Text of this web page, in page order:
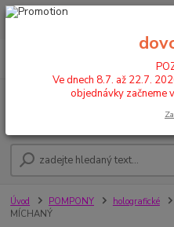
POZOR : Ve dnech 8.7. až
Úvod POMPONY holografické
MÍCHANÝ
Ve dnech 8.7. až 22.7.
objednávky začneme